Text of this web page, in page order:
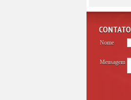
CONTATO
Nome
Mensagem